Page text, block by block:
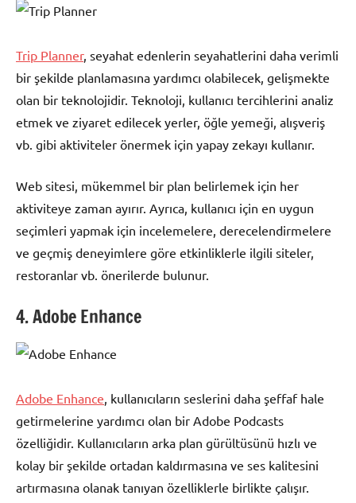
Trip Planner, seyahat edenlerin seyahatlerini daha verimli
bir şekilde planlamasına yardımcı olabilecek, gelişmekte
olan bir teknolojidir. Teknoloji, kullanıcı tercihlerini analiz
etmek ve ziyaret edilecek yerler, öğle yemeği, alışveriş
vb. gibi aktiviteler önermek için yapay zekayı kullanır.
Web sitesi, mükemmel bir plan belirlemek için her
aktiviteye zaman ayırır. Ayrıca, kullanıcı için en uygun
seçimleri yapmak için incelemelere, derecelendirmelere
ve geçmiş deneyimlere göre etkinliklerle ilgili siteler,
restoranlar vb. önerilerde bulunur.
4. Adobe Enhance
Adobe Enhance , kullanıcıların seslerini daha şeffaf hale
getirmelerine yardımcı olan bir Adobe Podcasts
özelliğidir. Kullanıcıların arka plan gürültüsünü hızlı ve
kolay bir şekilde ortadan kaldırmasına ve ses kalitesini
artırmasına olanak tanıyan özelliklerle birlikte çalışır.